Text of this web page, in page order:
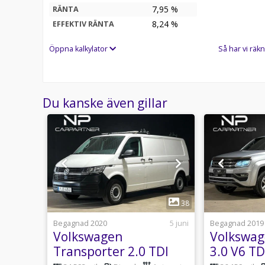
RÄNTA 7,95 %
EFFEKTIV RÄNTA 8,24 %
Öppna kalkylator Så har vi
Du kanske även gillar
1
38
Begagnad 2020
5 juni
Volkswagen
Transporter 2.0 TDI
Begagnad 2019
3.0 V6